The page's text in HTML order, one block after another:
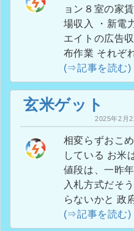
ョン８室の家賃収入 ・講師
場収入 ・新電力代理店報酬 ・アフリ
エイトの広告収入 ・太陽光の除
布作業 そ
(⇒記事を読む)
玄米ゲット
2025年2月
相変らずおこめが高い ス
している お米は、ほとんどが５㎏ お
値段は、一昨年の２
入札方式だそうで そんなに価格
らな
(⇒記事を読む)